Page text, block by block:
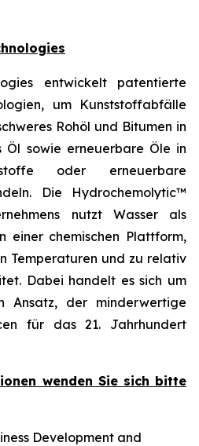
entwickelt patentierte
um Kunststoffabfälle
Rohöl und Bitumen in
Öl sowie erneuerbare Öle in
oder erneuerbare
Die Hydrochemolytic™
nutzt Wasser als
einer chemischen Plattform,
Temperaturen und zu relativ
Dabei handelt es sich um
Ansatz, der minderwertige
für das 21. Jahrhundert
wenden Sie sich bitte
Development and